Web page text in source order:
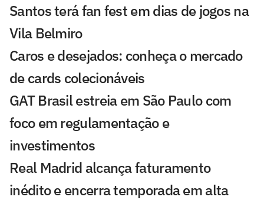
Santos terá fan fest em dias de jogos na
Vila Belmiro
Caros e desejados: conheça o mercado
de cards colecionáveis
GAT Brasil estreia em São Paulo com
foco em regulamentação e
investimentos
Real Madrid alcança faturamento
inédito e encerra temporada em alta